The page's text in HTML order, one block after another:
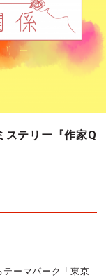
ステリー『作家Q
ーマパーク「東京